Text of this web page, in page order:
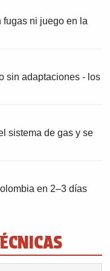
ni juego en la
sin adaptaciones - los
sistema de gas y se
en 2–3 días